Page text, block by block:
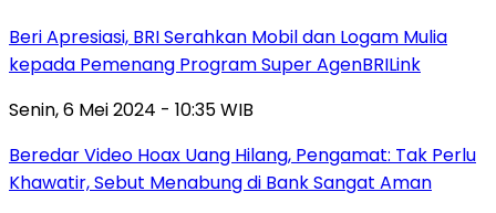
Beri Apresiasi, BRI Serahkan Mobil dan Logam Mulia
kepada Pemenang Program Super AgenBRILink
Senin, 6 Mei 2024 - 10:35 WIB
Beredar Video Hoax Uang Hilang, Pengamat: Tak Perlu
Khawatir, Sebut Menabung di Bank Sangat Aman